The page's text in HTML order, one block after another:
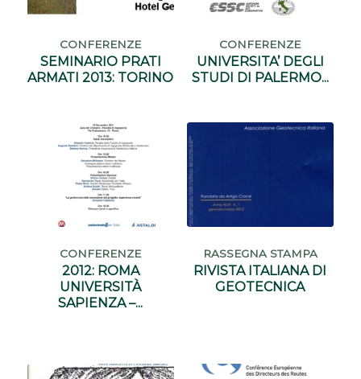
CONFERENZE
SEMINARIO PRATI
ARMATI 2013: TORINO
CONFERENZE
UNIVERSITA’ DEGLI
STUDI DI PALERMO...
CONFERENZE
2012: ROMA
UNIVERSITÀ
SAPIENZA –...
RASSEGNA STAMPA
RIVISTA ITALIANA DI
GEOTECNICA